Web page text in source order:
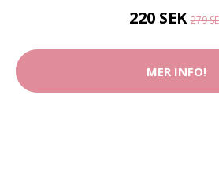
220 SEK279
MER INFO!